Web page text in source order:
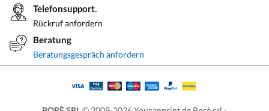
Telefonsupport.
Rückruf anfordern
Beratung
Beratungsgespräch anfordern